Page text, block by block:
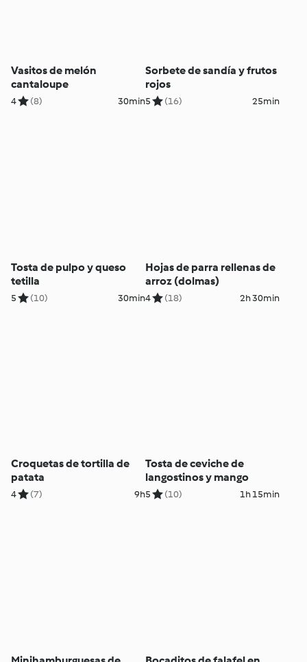
Vasitos de melón
cantaloupe
4 (8) 30min
Sorbete de sandía y frutos
rojos
5 (16) 25min
Tosta de pulpo y queso
tetilla
5 (10) 30min
Hojas de parra rellenas de
arroz (dolmas)
4 (18) 2h 30min
Croquetas de tortilla de
patata
4 (7) 9h
Tosta de ceviche de
langostinos y mango
5 (10) 1h 15min